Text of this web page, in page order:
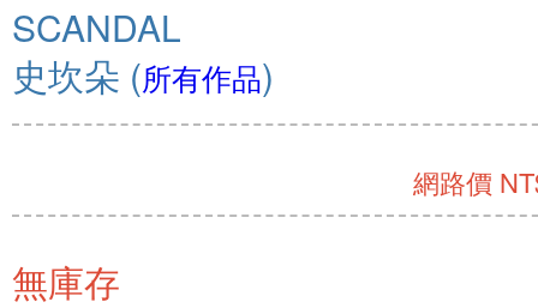
SCANDAL
史坎朵 (所有作品)
網路價
無庫存